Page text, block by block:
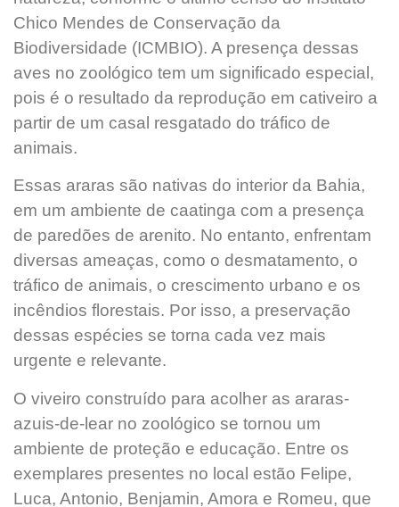
Chico Mendes de Conservação da
Biodiversidade (ICMBIO). A presença dessas
aves no zoológico tem um significado especial,
pois é o resultado da reprodução em cativeiro a
partir de um casal resgatado do tráfico de
animais.
Essas araras são nativas do interior da Bahia,
em um ambiente de caatinga com a presença
de paredões de arenito. No entanto, enfrentam
diversas ameaças, como o desmatamento, o
tráfico de animais, o crescimento urbano e os
incêndios florestais. Por isso, a preservação
dessas espécies se torna cada vez mais
urgente e relevante.
O viveiro construído para acolher as araras-
azuis-de-lear no zoológico se tornou um
ambiente de proteção e educação. Entre os
exemplares presentes no local estão Felipe,
Luca, Antonio, Benjamin, Amora e Romeu, que